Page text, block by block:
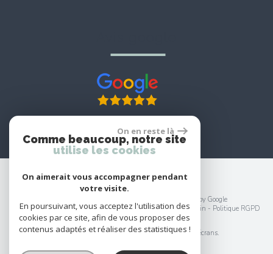
© 2026 | Tous droits réservés | Traduction powered by Google
Plan du site -Mentions légales-Nos honoraires-Liens-Admin - Politique RGPD
Site internet compatible multi-supports,
un seul site adaptable à tous les types d'écrans.
On en reste là
Comme beaucoup, notre site
utilise les cookies
On aimerait vous accompagner pendant
votre visite.
En poursuivant, vous acceptez l'utilisation des
cookies par ce site, afin de vous proposer des
contenus adaptés et réaliser des statistiques !